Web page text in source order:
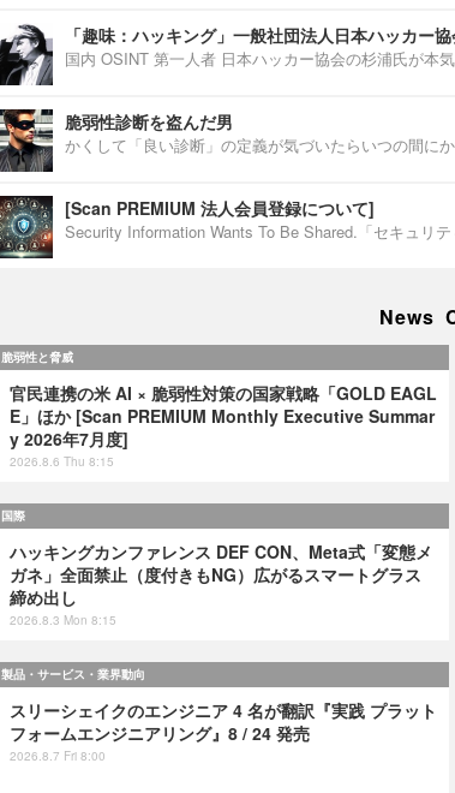
「趣味：ハッキング」一般社団法人日本ハッカー
国内 OSINT 第一人者 日本ハッカー協会の杉浦氏が本
脆弱性診断を盗んだ男
かくして「良い診断」の定義が気づいたらいつの間に
[Scan PREMIUM 法人会員登録について]
Security Information Wants To Be Shared.「セキュリ
News
脆弱性と脅威
官民連携の米 AI × 脆弱性対策の国家戦略「GOLD EAGL
E」ほか [Scan PREMIUM Monthly Executive Summar
y 2026年7月度]
2026.8.6 Thu 8:15
国際
ハッキングカンファレンス DEF CON、Meta式「変態メ
ガネ」全面禁止（度付きもNG）広がるスマートグラス
締め出し
2026.8.3 Mon 8:15
製品・サービス・業界動向
スリーシェイクのエンジニア 4 名が翻訳『実践 プラット
フォームエンジニアリング』8 / 24 発売
2026.8.7 Fri 8:00